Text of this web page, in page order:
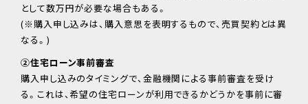
として数万円が必要な場合もある。
(※購入申し込みは、購入意思を表明するもので、売買契約とは異
なる。)
②住宅ローン事前審査
購入申し込みのタイミングで、金融機関による事前審査を受け
る。これは、希望の住宅ローンが利用できるかどうかを事前に審